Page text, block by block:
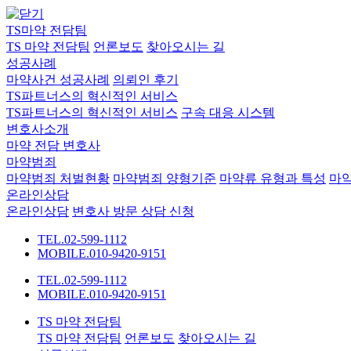
TS마약 전담팀
TS 마약 전담팀 언론보도 찾아오시는 길
성공사례
마약사건 성공사례 의뢰인 후기
TS파트너스의 혁신적인 서비스
TS파트너스의 혁신적인 서비스 구속 대응 시스템
변호사소개
마약 전담 변호사
마약범죄
마약범죄 처벌현황 마약범죄 양형기준 마약류 유형과 특성 마
온라인상담
온라인상담 변호사 방문 상담 신청
TEL.02-599-1112
MOBILE.010-9420-9151
TEL.02-599-1112
MOBILE.010-9420-9151
TS 마약 전담팀
TS 마약 전담팀 언론보도 찾아오시는 길